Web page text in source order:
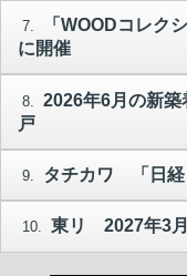
7.
「WOODコレク
に開催
8.
2026年6月の新
戸
9. タチカワ 「日経
10. 東リ 2027年3月